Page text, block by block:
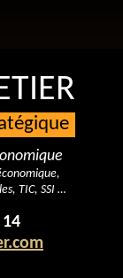
TIC, SSI …